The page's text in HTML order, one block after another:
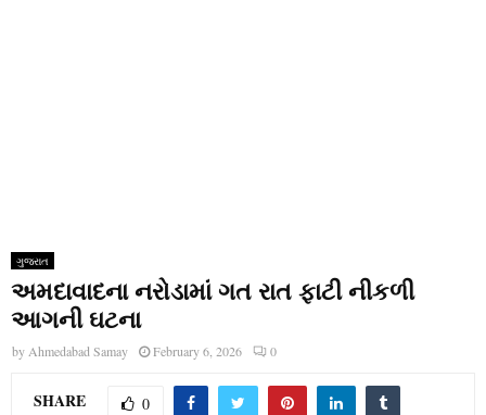
ગુજરાત
અમદાવાદના નરોડામાં ગત રાત ફાટી નીકળી
આગની ઘટના
by Ahmedabad Samay February 6, 2026 0
SHARE 0